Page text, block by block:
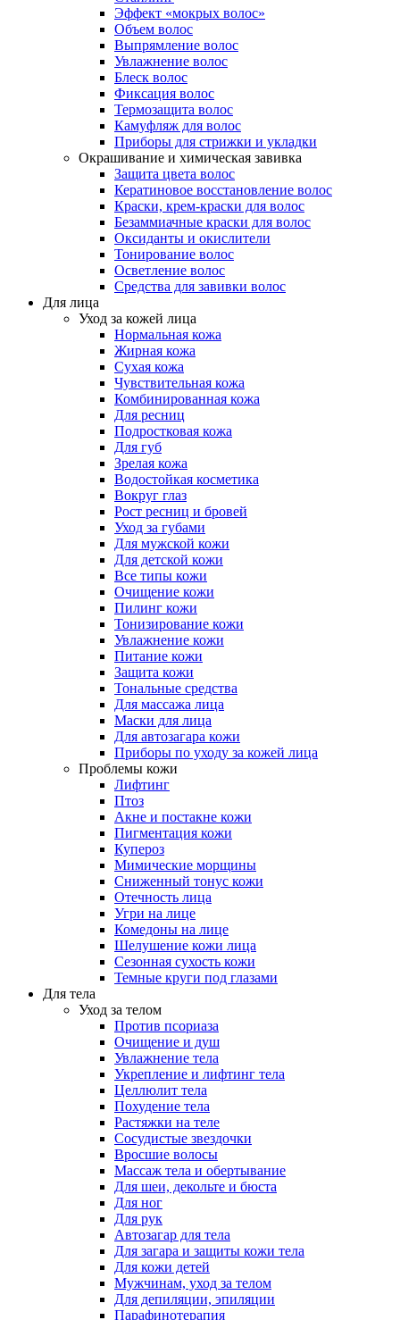
Эффект «мокрых волос»
Объем волос
Выпрямление волос
Увлажнение волос
Блеск волос
Фиксация волос
Термозащита волос
Камуфляж для волос
Приборы для стрижки и укладки
Окрашивание и химическая завивка
Защита цвета волос
Кератиновое восстановление волос
Краски, крем-краски для волос
Безаммиачные краски для волос
Оксиданты и окислители
Тонирование волос
Осветление волос
Средства для завивки волос
Для лица
Уход за кожей лица
Нормальная кожа
Жирная кожа
Сухая кожа
Чувствительная кожа
Комбинированная кожа
Для ресниц
Подростковая кожа
Для губ
Зрелая кожа
Водостойкая косметика
Вокруг глаз
Рост ресниц и бровей
Уход за губами
Для мужской кожи
Для детской кожи
Все типы кожи
Очищение кожи
Пилинг кожи
Тонизирование кожи
Увлажнение кожи
Питание кожи
Защита кожи
Тональные средства
Для массажа лица
Маски для лица
Для автозагара кожи
Приборы по уходу за кожей лица
Проблемы кожи
Лифтинг
Птоз
Акне и постакне кожи
Пигментация кожи
Купероз
Мимические морщины
Сниженный тонус кожи
Отечность лица
Угри на лице
Комедоны на лице
Шелушение кожи лица
Сезонная сухость кожи
Темные круги под глазами
Для тела
Уход за телом
Против псориаза
Очищение и душ
Увлажнение тела
Укрепление и лифтинг тела
Целлюлит тела
Похудение тела
Растяжки на теле
Сосудистые звездочки
Вросшие волосы
Массаж тела и обертывание
Для шеи, декольте и бюста
Для ног
Для рук
Автозагар для тела
Для загара и защиты кожи тела
Для кожи детей
Мужчинам, уход за телом
Для депиляции, эпиляции
Парафинотерапия